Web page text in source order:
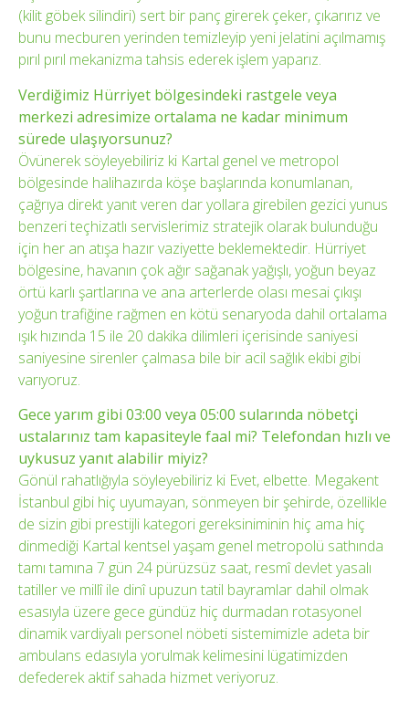
(kilit göbek silindiri) sert bir panç girerek çeker, çıkarırız ve
bunu mecburen yerinden temizleyip yeni jelatini açılmamış
pırıl pırıl mekanizma tahsis ederek işlem yaparız.
Verdiğimiz Hürriyet bölgesindeki rastgele veya
merkezi adresimize ortalama ne kadar minimum
sürede ulaşıyorsunuz?
Övünerek söyleyebiliriz ki Kartal genel ve metropol
bölgesinde halihazırda köşe başlarında konumlanan,
çağrıya direkt yanıt veren dar yollara girebilen gezici yunus
benzeri teçhizatlı servislerimiz stratejik olarak bulunduğu
için her an atışa hazır vaziyette beklemektedir. Hürriyet
bölgesine, havanın çok ağır sağanak yağışlı, yoğun beyaz
örtü karlı şartlarına ve ana arterlerde olası mesai çıkışı
yoğun trafiğine rağmen en kötü senaryoda dahil ortalama
ışık hızında 15 ile 20 dakika dilimleri içerisinde saniyesi
saniyesine sirenler çalmasa bile bir acil sağlık ekibi gibi
varıyoruz.
Gece yarım gibi 03:00 veya 05:00 sularında nöbetçi
ustalarınız tam kapasiteyle faal mi? Telefondan hızlı ve
uykusuz yanıt alabilir miyiz?
Gönül rahatlığıyla söyleyebiliriz ki Evet, elbette. Megakent
İstanbul gibi hiç uyumayan, sönmeyen bir şehirde, özellikle
de sizin gibi prestijli kategori gereksiniminin hiç ama hiç
dinmediği Kartal kentsel yaşam genel metropolü sathında
tamı tamına 7 gün 24 pürüzsüz saat, resmî devlet yasalı
tatiller ve millî ile dinî upuzun tatil bayramlar dahil olmak
esasıyla üzere gece gündüz hiç durmadan rotasyonel
dinamik vardiyalı personel nöbeti sistemimizle adeta bir
ambulans edasıyla yorulmak kelimesini lügatimizden
defederek aktif sahada hizmet veriyoruz.